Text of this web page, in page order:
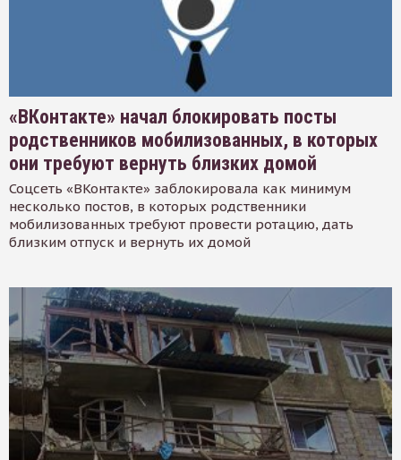
«ВКонтакте» начал блокировать посты
родственников мобилизованных, в которых
они требуют вернуть близких домой
Соцсеть «ВКонтакте» заблокировала как минимум
несколько постов, в которых родственники
мобилизованных требуют провести ротацию, дать
близким отпуск и вернуть их домой